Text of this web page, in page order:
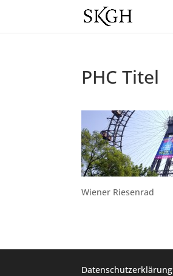
PHC Titel
Wiener Riesenrad
Datenschutzerklärung